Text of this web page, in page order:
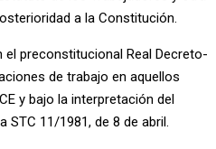
a la Constitución.
el preconstitucional Real Decreto-
de trabajo en aquellos
y bajo la interpretación del
STC 11/1981, de 8 de abril.